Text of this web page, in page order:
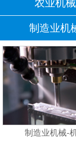
农业机械
制造业机
制造业机械-